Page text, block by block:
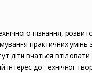
пізнання,
практичних
діти вчаться втілювати
інтерес до технічної